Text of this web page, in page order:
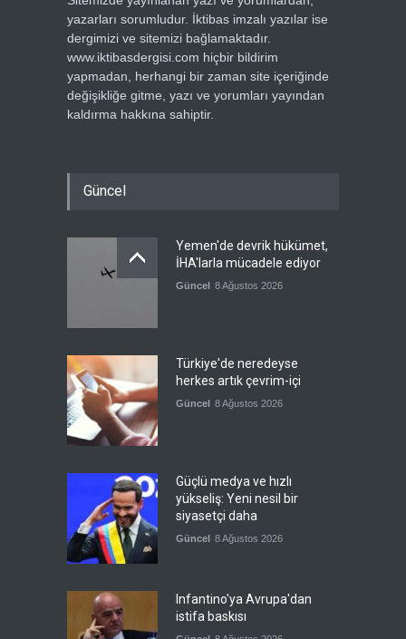
yazarları sorumludur. İktibas imzalı yazılar ise
dergimizi ve sitemizi bağlamaktadır.
www.iktibasdergisi.com hiçbir bildirim
yapmadan, herhangi bir zaman site içeriğinde
değişikliğe gitme, yazı ve yorumları yayından
kaldırma hakkına sahiptir.
Güncel
Yemen'de devrik hükümet,
İHA'larla mücadele ediyor
Güncel 8 Ağustos 2026
Türkiye'de neredeyse
herkes artık çevrim-içi
Güncel 8 Ağustos 2026
Güçlü medya ve hızlı
yükseliş: Yeni nesil bir
siyasetçi daha
Güncel 8 Ağustos 2026
Infantino'ya Avrupa'dan
istifa baskısı